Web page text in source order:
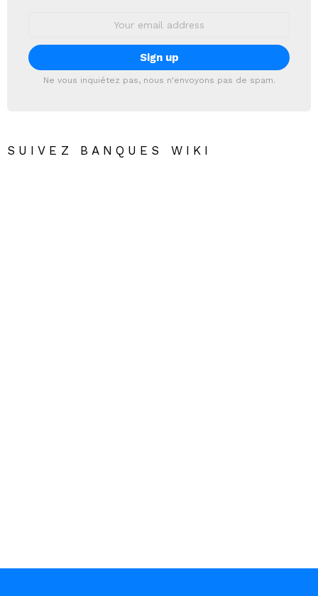
Ne vous inquiétez pas, nous n'envoyons pas de spam.
SUIVEZ BANQUES WIKI